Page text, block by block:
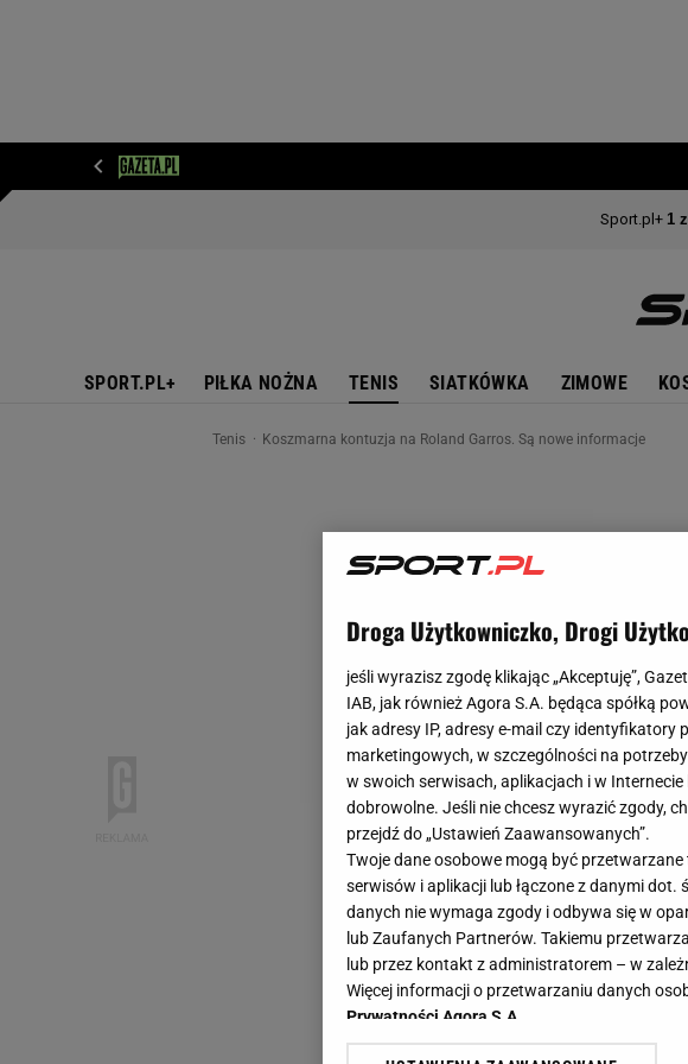
SPORT.PL+ PIŁKA NOŻNA TENIS SIATKÓWKA ZIMOWE
Tenis Koszmarna kontuzja na Roland Garros. Są nowe informacje
Droga Użytkowniczko, Drogi
jeśli wyrazisz zgodę klikając „Akceptuję”,
IAB, jak również Agora S.A. będąca spółką
jak adresy IP, adresy e-mail czy
marketingowych, w szczególności na
w swoich serwisach, aplikacjach i w
dobrowolne. Jeśli nie chcesz wyrazić zgody,
przejdź do „Ustawień Zaawansowanych”.
Twoje dane osobowe mogą być
serwisów i aplikacji lub łączone z danymi
danych nie wymaga zgody i odbywa się w
lub Zaufanych Partnerów. Takiemu
lub przez kontakt z administratorem – w
Więcej informacji o przetwarzaniu danych
Prywatności Agora S.A.